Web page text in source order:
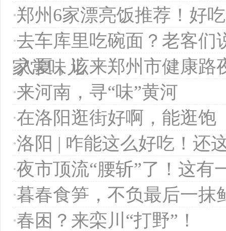
·郑州6家漂亮饭推荐！好
·去车库里吃碗面？老客们
家常味儿
·入夏，该来郑州市健康路
·来河南，寻“味”黄河
·在洛阳逛街好啊，能逛饱
·洛阳 | 咋能这么好吃！还
·夜市顶流“腰斩”了！这有
·暮春食笋，不负最后一抹
·春困？来栾川“打野”！